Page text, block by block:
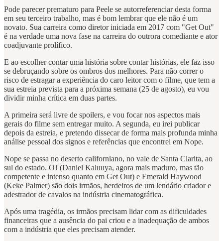
Pode parecer prematuro para Peele se autorreferenciar desta forma
em seu terceiro trabalho, mas é bom lembrar que ele não é um
novato. Sua carreira como diretor iniciada em 2017 com "Get Out"
é na verdade uma nova fase na carreira do outrora comediante e ator
coadjuvante prolífico.
E ao escolher contar uma história sobre contar histórias, ele faz isso
se debruçando sobre os ombros dos melhores. Para não correr o
risco de estragar a experiência do caro leitor com o filme, que tem a
sua estreia prevista para a próxima semana (25 de agosto), eu vou
dividir minha crítica em duas partes.
A primeira será livre de spoilers, e vou focar nos aspectos mais
gerais do filme sem entregar muito. A segunda, eu irei publicar
depois da estreia, e pretendo dissecar de forma mais profunda minha
análise pessoal dos signos e referências que encontrei em Nope.
Nope se passa no deserto californiano, no vale de Santa Clarita, ao
sul do estado. OJ (Daniel Kaluuya, agora mais maduro, mas tão
competente e intenso quanto em Get Out) e Emerald Haywood
(Keke Palmer) são dois irmãos, herdeiros de um lendário criador e
adestrador de cavalos na indústria cinematográfica.
Após uma tragédia, os irmãos precisam lidar com as dificuldades
financeiras que a ausência do pai criou e a inadequação de ambos
com a indústria que eles precisam atender.